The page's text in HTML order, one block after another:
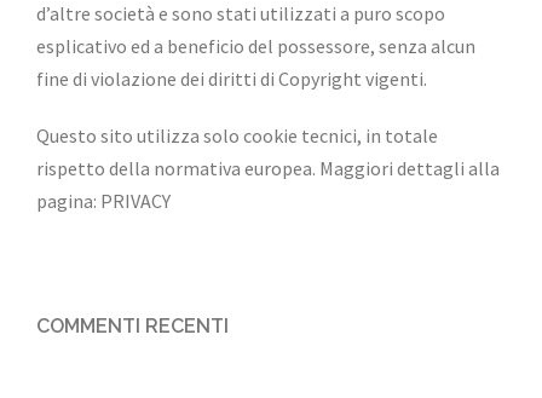
d’altre società e sono stati utilizzati a puro scopo
esplicativo ed a beneficio del possessore, senza alcun
fine di violazione dei diritti di Copyright vigenti.
Questo sito utilizza solo cookie tecnici, in totale
rispetto della normativa europea. Maggiori dettagli alla
pagina: PRIVACY
COMMENTI RECENTI